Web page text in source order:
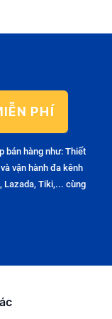
PHÍ
bán hàng như: Thiết
vận hành đa kênh
Lazada, Tiki,... cùng